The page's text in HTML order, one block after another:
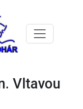
Vltavou